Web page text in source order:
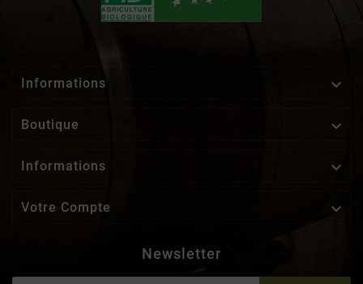
Informations 
Boutique 
Informations 
Votre Compte 
Newsletter